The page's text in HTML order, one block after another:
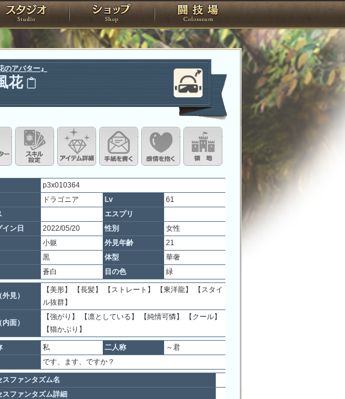
エ スタジオ ショップ 闘技場
のアバター』
花
ス画像変更
キャラクター設定
スキル設定 アイテム詳細手紙を書く このキャラクターに感情を抱く
p3x010364
ドラゴニア Lv
61
エスプリ
ン日
2022/05/20 性別
女性
小躯 外見年齢
21
黒 体型
華奢
蒼白 目の色 緑
見）
【美形】 【長髪】 【ストレート】 【東洋龍】 【スタイ
ル抜群】
面）
【強がり】 【凛としている】 【純情可憐】 【クール】
【猫かぶり】
私 二人称
～君
です、ます、ですか？
スファンタズム名
スファンタズム詳細